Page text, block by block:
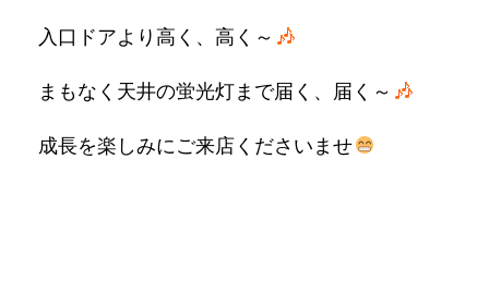
入口ドアより高く、高く～
まもなく天井の蛍光灯まで届く、届く～
成長を楽しみにご来店くださいませ